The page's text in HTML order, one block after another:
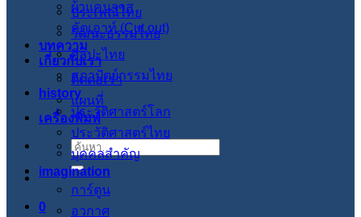
ผ้าแคนวาส
คัตเอาท์ (Cut out)
บทความ
เกี่ยวกับเรา
ติดต่อเรา
แผนที่
เครื่องพิมพ์
ค้นหา:
0
ประเพณีไทย
วัฒนะธรรมไทย
ศิลปะไทย
สภาปัตย์กรรมไทย
history
ประวัติศาสตร์โลก
ประวัติศาสตร์ไทย
บุคคลสำคัญ
imagination
การ์ตูน
อวกาศ